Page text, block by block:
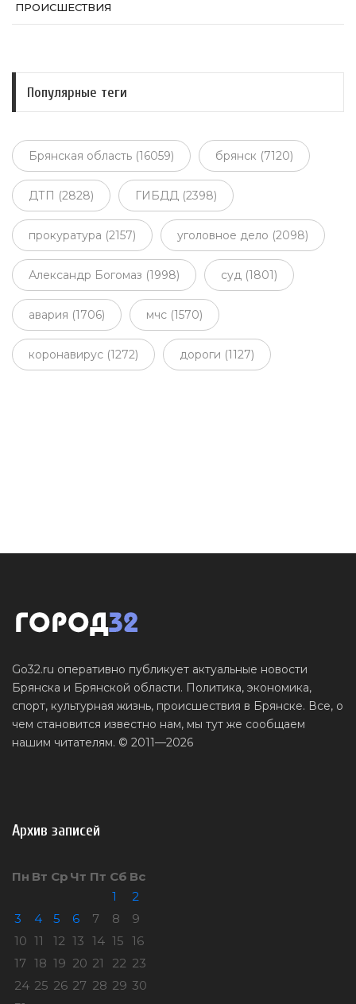
ПРОИСШЕСТВИЯ
Популярные теги
Брянская область (16059) брянск (7120)
ДТП (2828) ГИБДД (2398)
прокуратура (2157) уголовное дело (2098)
Александр Богомаз (1998) суд (1801)
авария (1706) мчс (1570)
коронавирус (1272) дороги (1127)
Go32.ru оперативно публикует актуальные новости
Брянска и Брянской области. Политика, экономика,
спорт, культурная жизнь, происшествия в Брянске. Все, о
чем становится известно нам, мы тут же сообщаем
нашим читателям. © 2011—2026
Архив записей
Пн Вт Ср Чт Пт Сб Вс
1
2
3
4 5 6 7 8
9
10 11 12 13 14 15 16
17 18 19 20 21 22 23
24 25 26 27 28 29 30